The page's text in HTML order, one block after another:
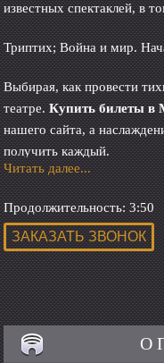
известных спектаклей, в
Триптих; Война и мир.
Выбирая, как провести
театре.Купить билеты в
нашего сайта, а
получить каждый.
Спектакль «Три
Фоменко
Спектакль «Три сестры»
произведении Чехова. На
при этом публика
быстрее. В итоге
пьесе разошлась по
«Три сестры»
стоит
Читать далее...
Продолжительность: 3:50
О